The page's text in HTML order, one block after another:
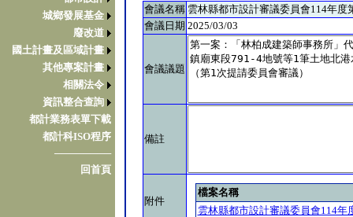
城鄉發展基金
廢改道
國土計畫及區域計畫
其他專案計畫
相關法令
資訊整合查詢
都計業務表單下載
都計科ISO程序
────────
回首頁
會議名稱 雲林縣都市設計審議委員會114年度
會議日期 2025/03/03
會議議題
備註
附件
檔案名稱
雲林縣都市設計審議委員會114年